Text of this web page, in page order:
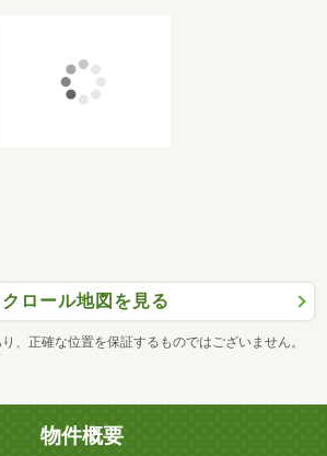
クロール地図を見る
、正確な位置を保証するものではございません。
物件概要